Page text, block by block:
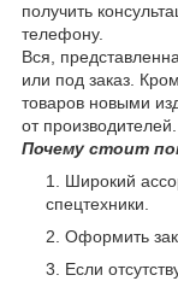
получить
телефону.
Вся,
или под заказ.
товаров новыми
от производителей.
Почему стоит
Широкий
спецтехники.
Оформить
Если